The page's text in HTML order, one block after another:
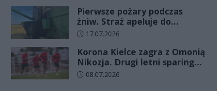
ślubowanie
Pierwsze pożary podczas
żniw. Straż apeluje do
rolników o ostrożność
Data dodania artykułu:
17.07.2026
Korona Kielce zagra z Omonią
Nikozja. Drugi letni sparing
odbędzie się na EXBUD Arenie
Data dodania artykułu:
08.07.2026